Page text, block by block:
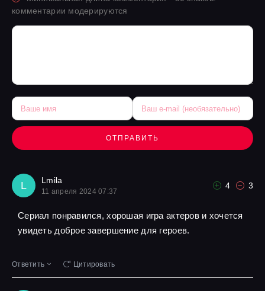
комментарии модерируются
ОТПРАВИТЬ
L Lmila
11 апреля 2024 07:37
4 3
Сериал понравился, хорошая игра актеров и хочется
увидеть доброе завершение для героев.
Ответить Цитировать